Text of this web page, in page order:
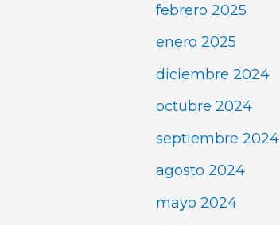
febrero 2025
enero 2025
diciembre 2024
octubre 2024
septiembre 2024
agosto 2024
mayo 2024